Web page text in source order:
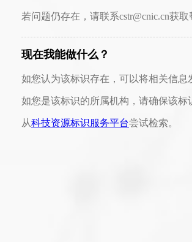
若问题仍存在，请联系cstr@cnic.cn获取
现在我能做什么？
如您认为该标识存在，可以将相关信息
如您是该标识的所属机构，请确保该标
从科技资源标识服务平台尝试检索。